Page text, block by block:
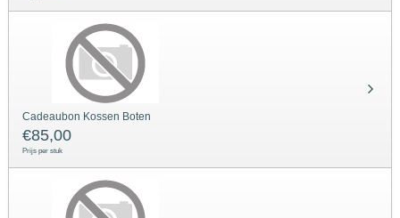
Cadeaubon Kossen Boten
€85,00
Prijs per stuk